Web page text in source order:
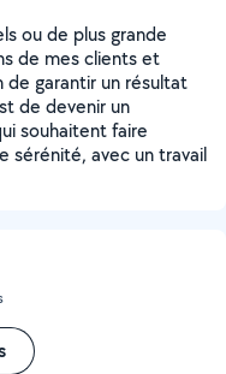
ou de plus grande
de mes clients et
garantir un résultat
de devenir un
souhaitent faire
sérénité, avec un travail